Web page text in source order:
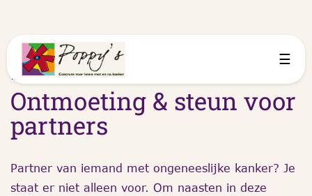
☰
12 februari 2026
Ontmoeting & steun voor
partners
Partner van iemand met ongeneeslijke kanker? Je
staat er niet alleen voor. Om naasten in deze